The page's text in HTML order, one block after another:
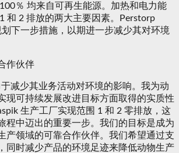
％ 均来自可再生能源。加热和电力能
和 2 排放的两大主要因素。Perstorp
下一步措施，以期进一步减少其对环境
作伙伴
减少其业务活动对环境的影响。我为动
现可持续发展改进目标方面取得的实质性
生产工厂实现范围 1 和 2 零排放，这
程中迈出的重要一步。我们的目标是成为
产领域的可靠合作伙伴。我们希望通过支
同时减少产品的环境足迹来降低动物生产